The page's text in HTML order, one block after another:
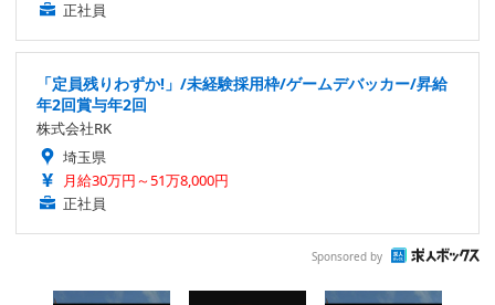
正社員
「定員残りわずか!」/未経験採用枠/ゲームデバッカー/昇給
年2回賞与年2回
株式会社RK
埼玉県
月給30万円～51万8,000円
正社員
Sponsored by